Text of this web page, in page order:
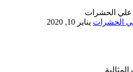
يناير 10, 2020